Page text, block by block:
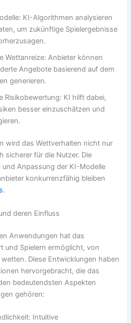
KI-Algorithmen analysieren
um zukünftige Spielergebnisse
Wettanreize: Anbieter können
Angebote basierend auf dem
generieren.
Risikobewertung: KI hilft dabei,
besser einzuschätzen und
wird das Wettverhalten nicht nur
sicherer für die Nutzer. Die
und Anpassung der KI-Modelle
konkurrenzfähig bleiben
.
deren Einfluss
Anwendungen hat das
und Spielern ermöglicht, von
Diese Entwicklungen haben
hervorgebracht, die das
bedeutendsten Aspekten
gehören:
Intuitive